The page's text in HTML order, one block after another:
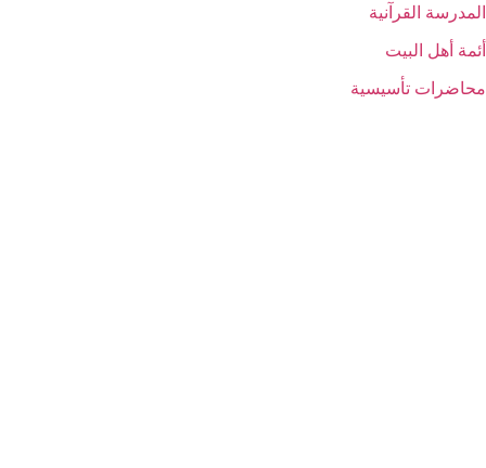
المدرسة القرآنیة
أئمة أهل البیت
محاضرات تأسیسیة